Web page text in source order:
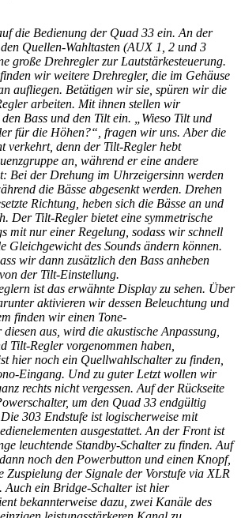
die Bedienung der Quad 33 ein. An der
Quellen-Wahltasten (AUX 1, 2 und 3
große Drehregler zur Lautstärkesteuerung.
wir weitere Drehregler, die im Gehäuse
aufliegen. Betätigen wir sie, spüren wir die
arbeiten. Mit ihnen stellen wir
Bass und den Tilt ein. „Wieso Tilt und
für die Höhen?“, fragen wir uns. Aber die
verkehrt, denn der Tilt-Regler hebt
an, während er eine andere
Bei der Drehung im Uhrzeigersinn werden
die Bässe abgesenkt werden. Drehen
Richtung, heben sich die Bässe an und
Der Tilt-Regler bietet eine symmetrische
mit nur einer Regelung, sodass wir schnell
Gleichgewicht des Sounds ändern können.
wir dann zusätzlich den Bass anheben
der Tilt-Einstellung.
ist das erwähnte Display zu sehen. Über
aktivieren wir dessen Beleuchtung und
finden wir einen Tone-
aus, wird die akustische Anpassung,
Tilt-Regler vorgenommen haben,
hier noch ein Quellwahlschalter zu finden,
Eingang. Und zu guter Letzt wollen wir
rechts nicht vergessen. Auf der Rückseite
um den Quad 33 endgültig
303 Endstufe ist logischerweise mit
ausgestattet. An der Front ist
leuchtende Standby-Schalter zu finden. Auf
noch den Powerbutton und einen Knopf,
Zuspielung der Signale der Vorstufe via XLR
Auch ein Bridge-Schalter ist hier
bekannterweise dazu, zwei Kanäle des